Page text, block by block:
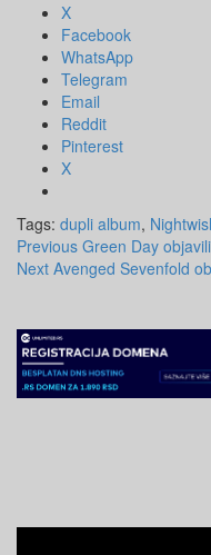
X
Facebook
WhatsApp
Telegram
Email
Reddit
Pinterest
X
Tags: dupli album,
Post
navigation
Previous Green Day
Next Avenged Sevenfold